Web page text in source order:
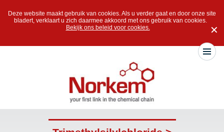
Deze website maakt gebruik van cookies. Als u verder gaat en door onze site
bladert, verklaart u zich daarmee akkoord met ons gebruik van cookies.
Bekijk ons beleid voor cookies.
✕